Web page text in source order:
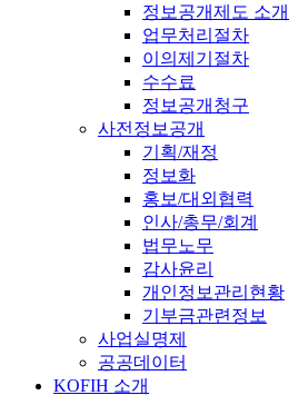
정보공개제도 소개
업무처리절차
이의제기절차
수수료
정보공개청구
사전정보공개
기획/재정
정보화
홍보/대외협력
인사/총무/회계
법무노무
감사윤리
개인정보관리현황
기부금관련정보
사업실명제
공공데이터
KOFIH 소개